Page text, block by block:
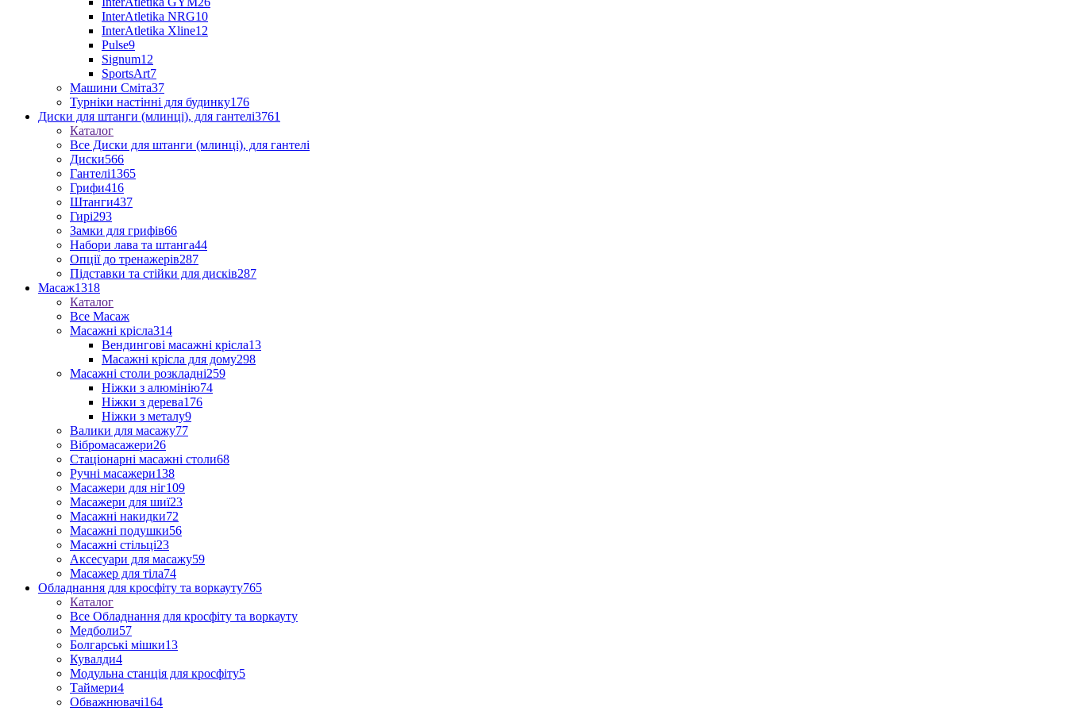
InterAtletika NRG10
InterAtletika Xline12
Pulse9
Signum12
SportsArt7
Машини Сміта37
Турніки настінні для будинку176
Диски для штанги (млинці), для гантелі3761
Каталог
Все Диски для штанги (млинці), для гантелі
Диски566
Гантелі1365
Грифи416
Штанги437
Гирі293
Замки для грифів66
Набори лава та штанга44
Опції до тренажерів287
Підставки та стійки для дисків287
Масаж1318
Каталог
Все Масаж
Масажні крісла314
Вендингові масажні крісла13
Масажні крісла для дому298
Масажні столи розкладні259
Ніжки з алюмінію74
Ніжки з дерева176
Ніжки з металу9
Валики для масажу77
Вібромасажери26
Стаціонарні масажні столи68
Ручні масажери138
Масажери для ніг109
Масажери для шиї23
Масажні накидки72
Масажні подушки56
Масажні стільці23
Аксесуари для масажу59
Масажер для тіла74
Обладнання для кросфіту та воркауту765
Каталог
Все Обладнання для кросфіту та воркауту
Медболи57
Болгарські мішки13
Кувалди4
Модульна станція для кросфіту5
Таймери4
Обважнювачі164